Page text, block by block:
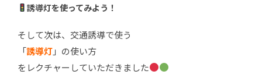
誘導灯を使ってみよう！
そして次は、交通誘導で使う
「誘導灯」の使い方
をレクチャーしていただきました